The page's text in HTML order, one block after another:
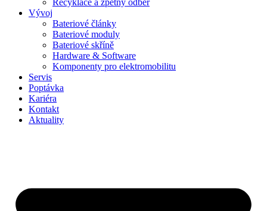
Recyklace a zpětný odběr
Vývoj
Bateriové články
Bateriové moduly
Bateriové skříně
Hardware & Software
Komponenty pro elektromobilitu
Servis
Poptávka
Kariéra
Kontakt
Aktuality